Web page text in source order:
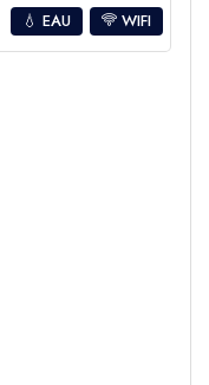
💧 EAU WIFI